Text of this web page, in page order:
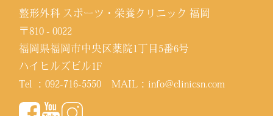
整形外科 スポーツ・栄養クリニック 福岡
〒810 - 0022
福岡県福岡市中央区薬院1丁目5番6号
ハイヒルズビル1F
Tel ：092-716-5550 MAIL：info@clinicsn.com